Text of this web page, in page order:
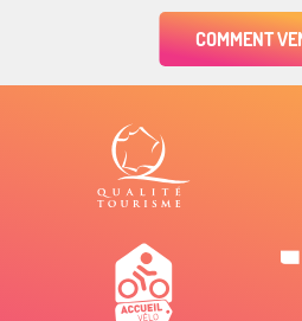
COMMENT